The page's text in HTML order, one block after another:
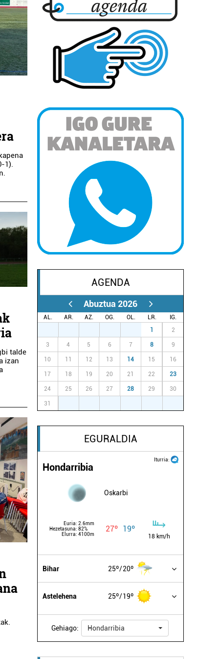
1).
talde
izan
AGENDA
Abuztua 2026
AL. AR. AZ. OG. OL. LR.
IG.
1 2
3 4 5 6 7 8 9
10 11 12 13 14 15 16
17 18 19 20 21 22 23
24 25 26 27 28 29 30
31
EGURALDIA
Iturria:
Hondarribia
Oskarbi
Euria: 2.6mm
Hezetasuna: 82%
Elurra: 4100m
27º 19º
18 km/h
Bihar 25º 20º
Astelehena 25º 19º
Gehiago: Hondarribia